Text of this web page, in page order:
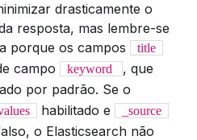
drasticamente o
resposta, mas lembre-se
porque os campos
title
campo keyword
, que
por padrão. Se o
habilitado e _source
o Elasticsearch não